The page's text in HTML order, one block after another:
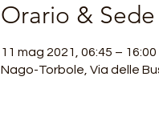
Orario & Sede
11 mag 2021, 06:45 – 16:00
Nago-Torbole, Via delle